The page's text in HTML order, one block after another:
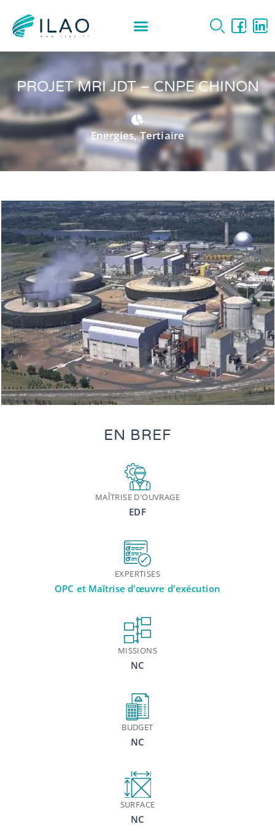
PROJET MRI JDT – CNPE CHINON
Energies,Tertiaire
EN BREF
MAÎTRISE D'OUVRAGE
EDF
EXPERTISES
OPC et Maîtrise d'œuvre d'exécution
MISSIONS
NC
BUDGET
NC
SURFACE
NC